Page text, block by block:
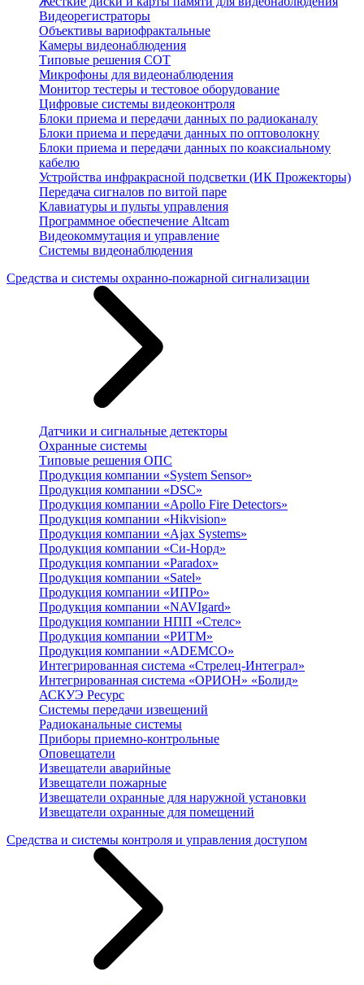
Видеорегистраторы
Объективы вариофрактальные
Камеры видеонаблюдения
Типовые решения СОТ
Микрофоны для видеонаблюдения
Монитор тестеры и тестовое оборудование
Цифровые системы видеоконтроля
Блоки приема и передачи данных по радиоканалу
Блоки приема и передачи данных по оптоволокну
Блоки приема и передачи данных по коаксиальному
кабелю
Устройства инфракрасной подсветки (ИК Прожекторы)
Передача сигналов по витой паре
Клавиатуры и пульты управления
Программное обеспечение Altcam
Видеокоммутация и управление
Системы видеонаблюдения
Средства и системы охранно-пожарной сигнализации
Датчики и сигнальные детекторы
Охранные системы
Типовые решения ОПС
Продукция компании «System Sensor»
Продукция компании «DSC»
Продукция компании «Apollo Fire Detectors»
Продукция компании «Hikvision»
Продукция компании «Ajax Systems»
Продукция компании «Си-Норд»
Продукция компании «Paradox»
Продукция компании «Satel»
Продукция компании «ИПРо»
Продукция компании «NAVIgard»
Продукция компании НПП «Стелс»
Продукция компании «РИТМ»
Продукция компании «ADEMCO»
Интегрированная система «Стрелец-Интеграл»
Интегрированная система «ОРИОН» «Болид»
АСКУЭ Ресурс
Системы передачи извещений
Радиоканальные системы
Приборы приемно-контрольные
Оповещатели
Извещатели аварийные
Извещатели пожарные
Извещатели охранные для наружной установки
Извещатели охранные для помещений
Средства и системы контроля и управления доступом